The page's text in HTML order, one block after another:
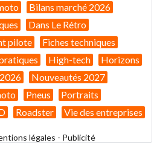
Bilans marché 2026
Dans Le Rétro
pilote
Fiches techniques
High-tech
Horizons
Nouveautés 2027
Pneus
Portraits
Roadster Vie des entreprises
légales - Publicité